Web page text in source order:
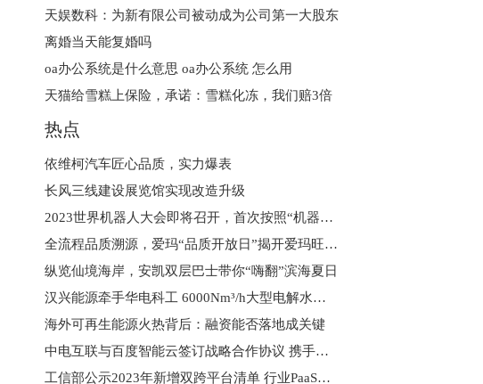
天娱数科：为新有限公司被动成为公司第一大股东
离婚当天能复婚吗
oa办公系统是什么意思 oa办公系统 怎么用
天猫给雪糕上保险，承诺：雪糕化冻，我们赔3倍
热点
依维柯汽车匠心品质，实力爆表
长风三线建设展览馆实现改造升级
2023世界机器人大会即将召开，首次按照“机器人+”打造十大应用场景板块
全流程品质溯源，爱玛“品质开放日”揭开爱玛旺季热销的秘密
纵览仙境海岸，安凯双层巴士带你“嗨翻”滨海夏日
汉兴能源牵手华电科工 6000Nm³/h大型电解水绿氢纯化撬装装备下线
海外可再生能源火热背后：融资能否落地成关键
中电互联与百度智能云签订战略合作协议 携手共建工业互联网新生态
工信部公示2023年新增双跨平台清单 行业PaaS平台大幅增加